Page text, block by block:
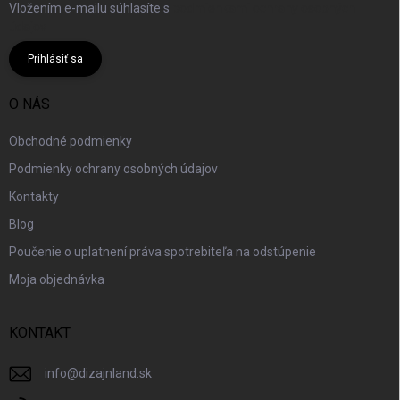
Vložením e-mailu súhlasíte s
Prihlásiť sa
O NÁS
Obchodné podmienky
Podmienky ochrany osobných údajov
Kontakty
Blog
Poučenie o uplatnení práva spotrebiteľa na odstúpenie
Moja objednávka
KONTAKT
info@dizajnland.sk